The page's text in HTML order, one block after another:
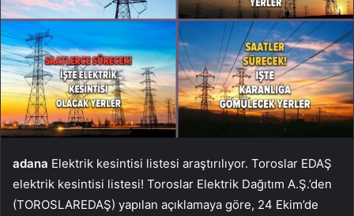
adana Elektrik kesintisi listesi araştırılıyor. Toroslar EDAŞ
elektrik kesintisi listesi! Toroslar Elektrik Dağıtım A.Ş.’den
(TOROSLAREDAŞ) yapılan açıklamaya göre, 24 Ekim’de